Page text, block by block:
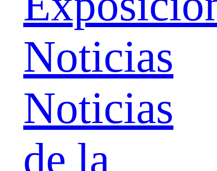
Noticias
Noticias
de la